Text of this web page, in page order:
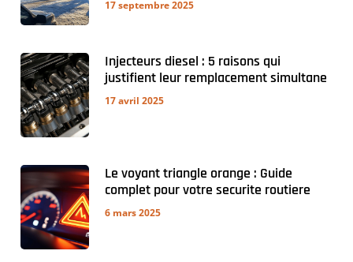
17 septembre 2025
Injecteurs diesel : 5 raisons qui
justifient leur remplacement simultane
17 avril 2025
Le voyant triangle orange : Guide
complet pour votre securite routiere
6 mars 2025